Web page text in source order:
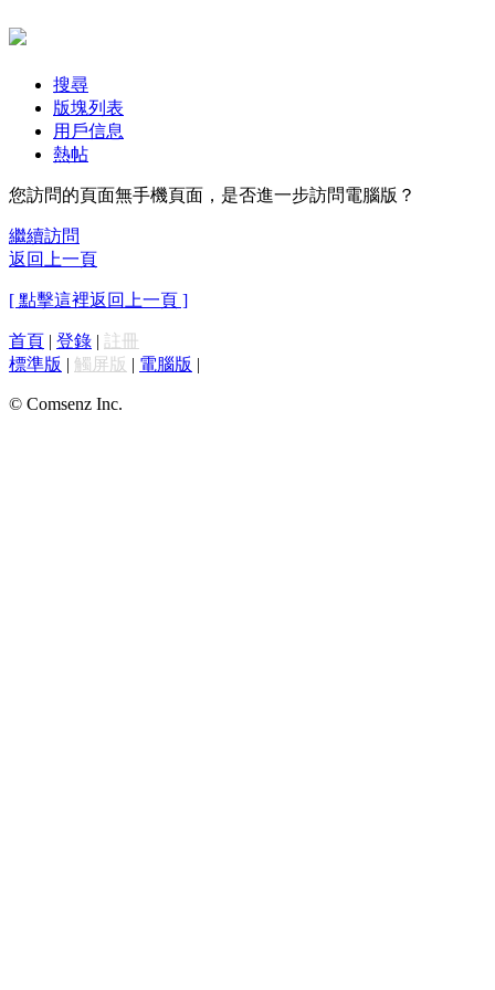
搜尋
版塊列表
用戶信息
熱帖
您訪問的頁面無手機頁面，是否進一步訪問電腦版？
繼續訪問
返回上一頁
[ 點擊這裡返回上一頁 ]
首頁 | 登錄 | 註冊
標準版 | 觸屏版 | 電腦版 |
© Comsenz Inc.